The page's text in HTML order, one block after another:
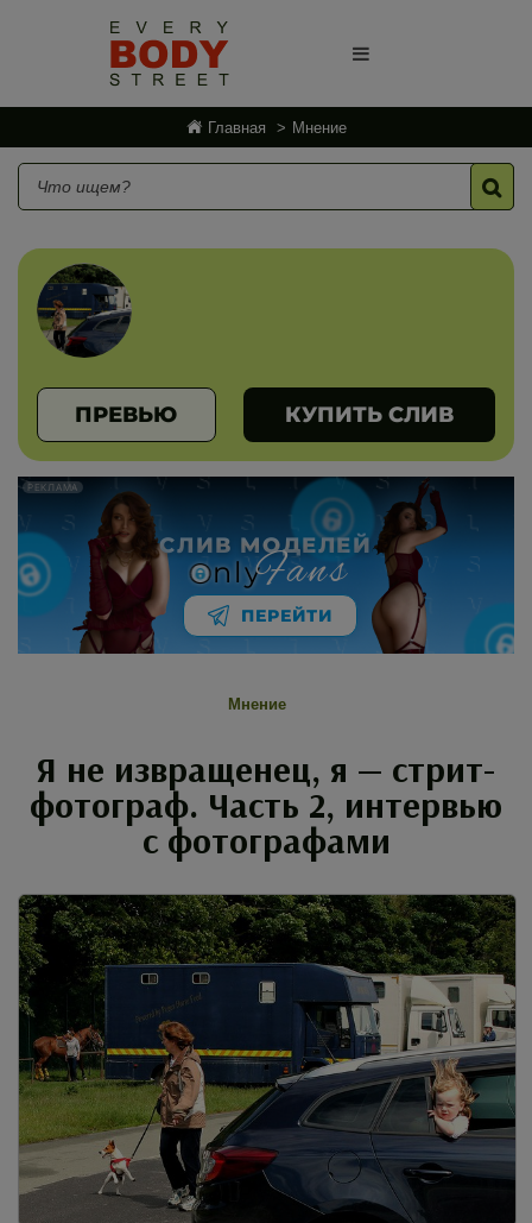
Главная Мнение
ПРЕВЬЮ КУПИТЬ СЛИВ
РЕКЛАМА
СЛИВ МОДЕЛЕЙ
nlyFans
ПЕРЕЙТИ
Мнение
Я не извращенец, я — стрит-
фотограф. Часть 2, интервью
с фотографами